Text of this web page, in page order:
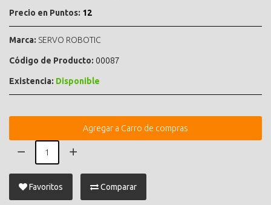
Precio en Puntos: 12
Marca: SERVO ROBOTIC
Código de Producto: 00087
Existencia: Disponible
Agregar a Carro de compras
Favoritos Comparar